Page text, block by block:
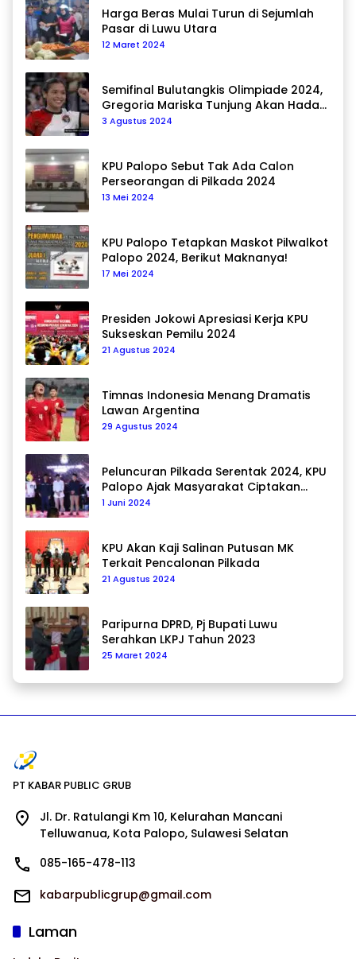
Harga Beras Mulai Turun di Sejumlah
Pasar di Luwu Utara
12 Maret 2024
Semifinal Bulutangkis Olimpiade 2024,
Gregoria Mariska Tunjung Akan Hadapi
Pemain Asal Korea Selatan
3 Agustus 2024
KPU Palopo Sebut Tak Ada Calon
Perseorangan di Pilkada 2024
13 Mei 2024
KPU Palopo Tetapkan Maskot Pilwalkot
Palopo 2024, Berikut Maknanya!
17 Mei 2024
Presiden Jokowi Apresiasi Kerja KPU
Sukseskan Pemilu 2024
21 Agustus 2024
Timnas Indonesia Menang Dramatis
Lawan Argentina
29 Agustus 2024
Peluncuran Pilkada Serentak 2024, KPU
Palopo Ajak Masyarakat Ciptakan
Pilkada Damai
1 Juni 2024
KPU Akan Kaji Salinan Putusan MK
Terkait Pencalonan Pilkada
21 Agustus 2024
Paripurna DPRD, Pj Bupati Luwu
Serahkan LKPJ Tahun 2023
25 Maret 2024
PT KABAR PUBLIC GRUB
Jl. Dr. Ratulangi Km 10, Kelurahan Mancani
Telluwanua, Kota Palopo, Sulawesi Selatan
085-165-478-113
kabarpublicgrup@gmail.com
Laman